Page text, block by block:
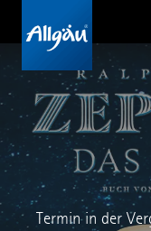
Termin in der